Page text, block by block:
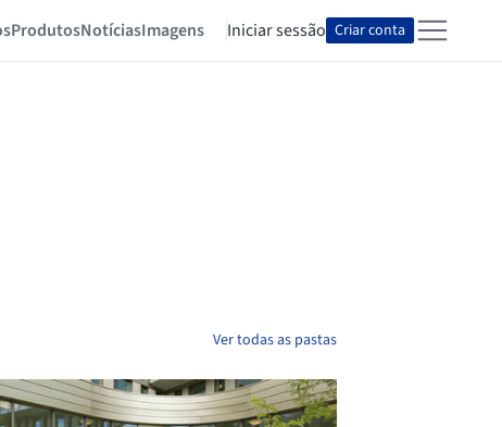
ProdutosNotíciasImagens Iniciar sessão Criar conta
Ver todas as pastas